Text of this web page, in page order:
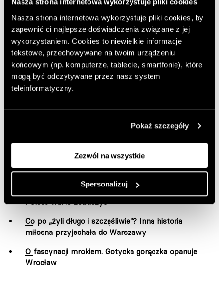
Nasza strona internetowa wykorzystuje pliki cookies
Nasza strona internetowa wykorzystuje pliki cookies, by
zapewnić ci najlepsze doświadczenia związane z jej
wykorzystaniem. Cookies to niewielkie informacje
tekstowe, przechowywane na twoim urządzeniu
końcowym (np. komputerze, tablecie, smartfonie), które
mogą być odczytywane przez nasz system
teleinformatyczny.
Pokaż szczegóły
Zezwól na wszystkie
Spersonalizuj
Pizzerias”. Są to:Mąka i Woda,PEZZO,Pizzaiolooraz
SpaccaNapoli w Warszawie, a takżeOstro.w Gdańsku.
Ranking powstał w 2017 roku, czyli wtedy, gdy sztuka
neapolitańskiego wypieku pizzy została wpisana na listę
UNESCO. Europejskie zestawienie nie obejmuje Włoch.
Ojczyzna pizzy ma własny, osobny ranking
przygotowywany przez 50 Top Pizza, którego wyniki
Zobacz też:
Deszczowe wakacje? Sprawdź, które wystawy w
Polsce warto zobaczyć
Co po „żyli długo i szczęśliwie“? Inna historia
miłosna przyjechała do Warszawy
O fascynacji mrokiem. Gotycka gorączka opanuje
Wrocław